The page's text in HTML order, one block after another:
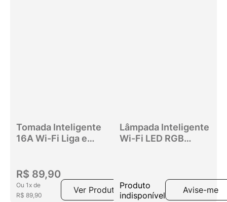
Tomada Inteligente
16A Wi-Fi Liga e
Compatível com
Alexa e Google
Assistente
R$ 89,90
Ou 1x de
R$ 89,90
Ver Produto
Lâmpada Inteligente
Wi-Fi LED RGB
Produto
indisponível
Avise-me